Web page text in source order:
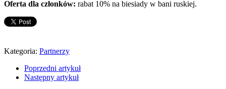
Oferta dla członków: rabat 10% na biesiady w bani ruskiej.
Kategoria: Partnerzy
Poprzedni artykuł
Następny artykuł